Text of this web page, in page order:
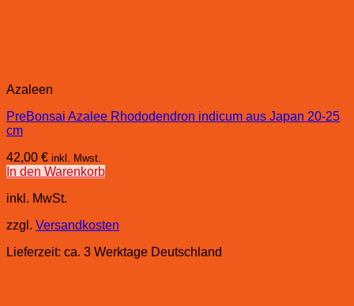
Azaleen
PreBonsai Azalee Rhododendron indicum aus Japan 20-25
cm
42,00 € inkl. Mwst.
In den Warenkorb
inkl. MwSt.
zzgl. Versandkosten
Lieferzeit: ca. 3 Werktage Deutschland